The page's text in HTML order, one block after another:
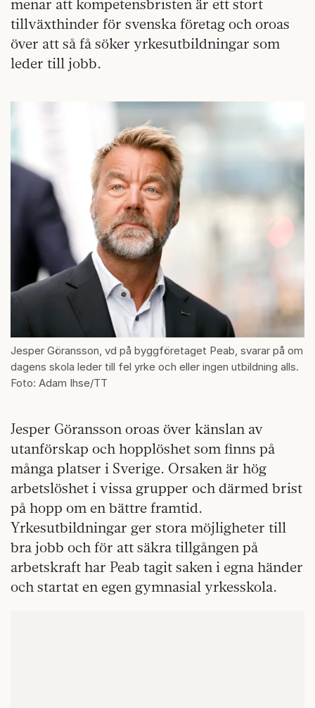
menar att kompetensbristen är ett stort
tillväxthinder för svenska företag och oroas
över att så få söker yrkesutbildningar som
leder till jobb.
Jesper Göransson, vd på byggföretaget Peab, svarar på om
dagens skola leder till fel yrke och eller ingen utbildning alls.
Foto: Adam Ihse/TT
Jesper Göransson oroas över känslan av
utanförskap och hopplöshet som finns på
många platser i Sverige. Orsaken är hög
arbetslöshet i vissa grupper och därmed brist
på hopp om en bättre framtid.
Yrkesutbildningar ger stora möjligheter till
bra jobb och för att säkra tillgången på
arbetskraft har Peab tagit saken i egna händer
och startat en egen gymnasial yrkesskola.